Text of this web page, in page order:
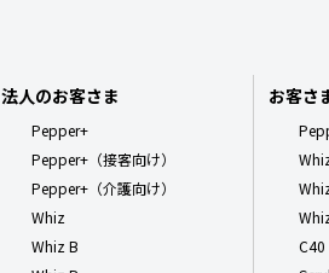
法人のお客さま
Pepper+
Pepper+（接客向け）
Pepper+（介護向け）
Whiz
Whiz B
お客さ
C40